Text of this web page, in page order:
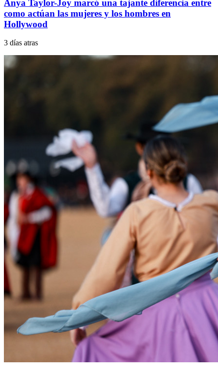
Anya Taylor-Joy marcó una tajante diferencia entre
como actúan las mujeres y los hombres en
Hollywood
3 días atras